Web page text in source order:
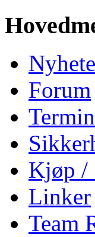
Forum
Kjøp /
Linker
Team